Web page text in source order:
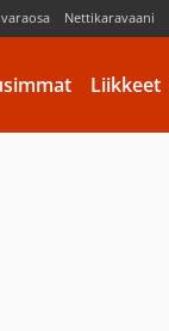
Nettikaravaani
Liikkeet